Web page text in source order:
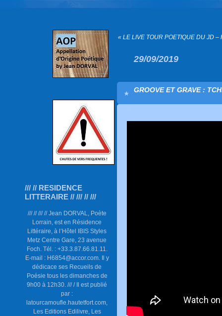
/// // RESIDENCE
LITTERAIRE // /// // ///
/// // /// // Jean DORVAL, Poète
Lorrain, est en Résidence
Littéraire, à l’Hôtel IBIS Styles
Metz Centre Gare, 23 avenue
Foch. Tél. : +33.3.87.66.81.11.
E-mail : H6854@accor.com. Il y
dédicace ses Recueils de
Poésie tous les dimanches de
9h00 à 12h30. /// / Il est publié
par :
latourcamoufle.hautetfort.com,
Les Editions Edilivre, Les
« LE LIVE TOUR POETIQUE DU JD –
29/09/2019
GROOVE ET GRAVE :